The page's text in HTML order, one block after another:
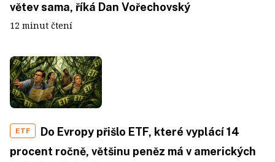
větev sama, říká Dan Vořechovský
12 minut čtení
ETF
Do Evropy přišlo ETF, které vyplácí 14
procent ročně, většinu peněz má v amerických